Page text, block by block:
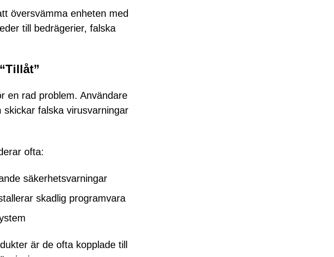
översvämma enheten med
till bedrägerier, falska
en rad problem. Användare
falska virusvarningar
ofta:
säkerhetsvarningar
skadlig programvara
är de ofta kopplade till